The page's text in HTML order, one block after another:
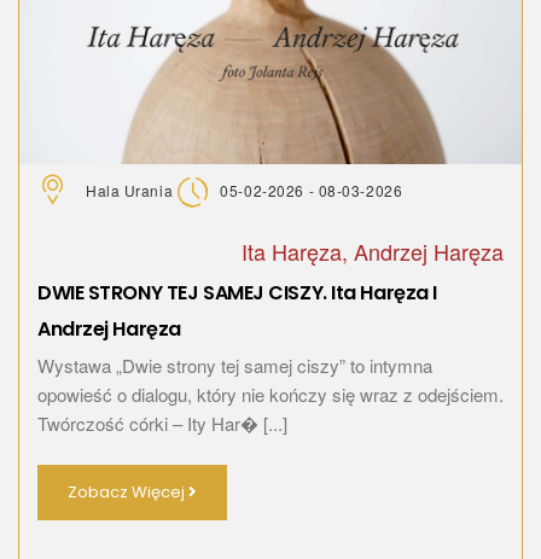
Hala Urania 05-02-2026 - 08-03-2026
Ita Haręza, Andrzej Haręza
DWIE STRONY TEJ SAMEJ CISZY. Ita Haręza I
Andrzej Haręza
Wystawa „Dwie strony tej samej ciszy” to intymna
opowieść o dialogu, który nie kończy się wraz z odejściem.
Twórczość córki – Ity Har� [...]
Zobacz Więcej